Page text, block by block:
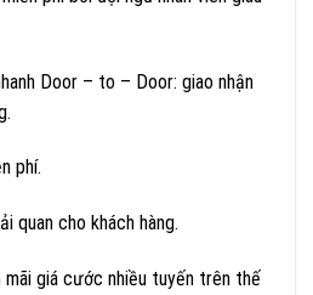
Door – to – Door: giao nhận
phí.
quan cho khách hàng.
giá cước nhiều tuyến trên thế